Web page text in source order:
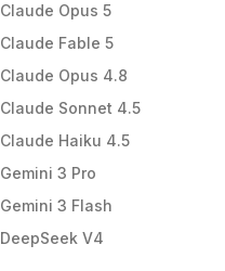
Claude Opus 5
Claude Fable 5
Claude Opus 4.8
Claude Sonnet 4.5
Claude Haiku 4.5
Gemini 3 Pro
Gemini 3 Flash
DeepSeek V4